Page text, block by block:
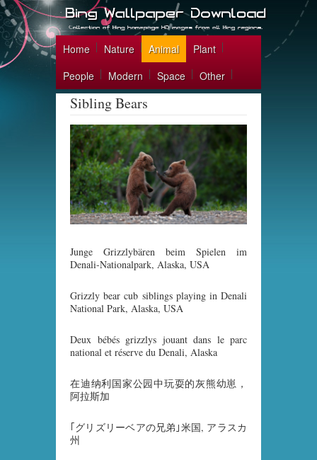
Home Nature Animal
Plant
People
Modern Space Other
Sibling Bears
Junge Grizzlybären beim Spielen im
Denali-Nationalpark, Alaska, USA
Grizzly bear cub siblings playing in Denali
National Park, Alaska, USA
Deux bébés grizzlys jouant dans le parc
national et réserve du Denali, Alaska
在迪纳利国家公园中玩耍的灰熊幼崽，
阿拉斯加
｢グリズリーベアの兄弟｣米国, アラスカ
州